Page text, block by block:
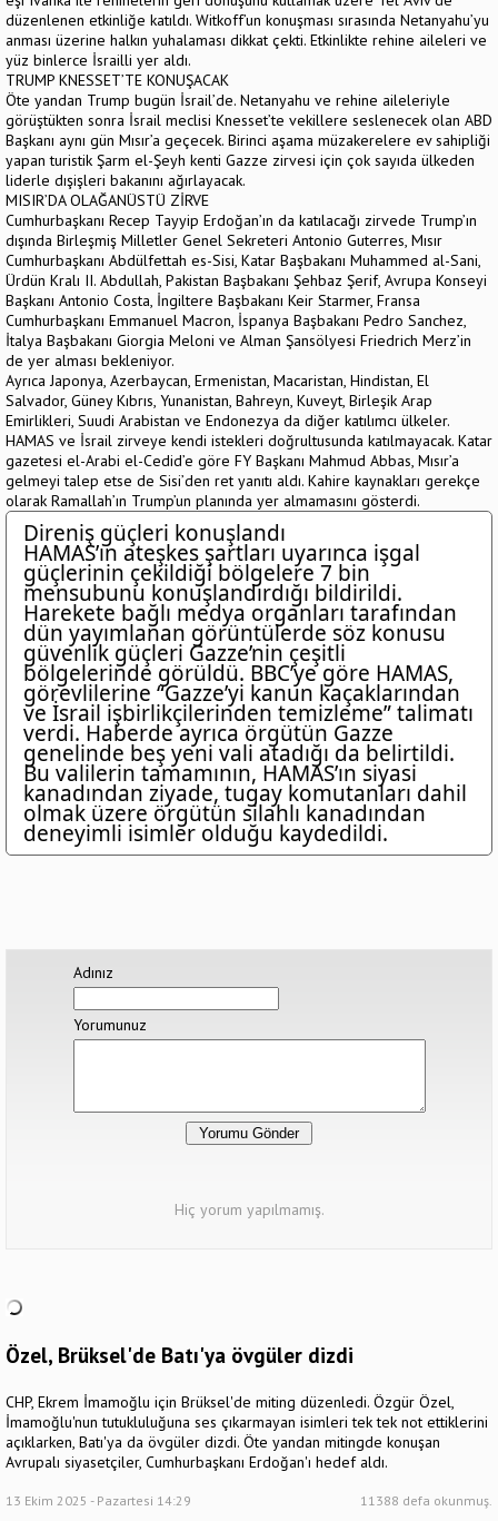
düzenlenen etkinliğe katıldı. Witkoff’un konuşması sırasında Netanyahu’yu
anması üzerine halkın yuhalaması dikkat çekti. Etkinlikte rehine aileleri ve
yüz binlerce İsrailli yer aldı.
TRUMP KNESSET’TE KONUŞACAK
Öte yandan Trump bugün İsrail’de. Netanyahu ve rehine aileleriyle
görüştükten sonra İsrail meclisi Knesset’te vekillere seslenecek olan ABD
Başkanı aynı gün Mısır’a geçecek. Birinci aşama müzakerelere ev sahipliği
yapan turistik Şarm el-Şeyh kenti Gazze zirvesi için çok sayıda ülkeden
liderle dışişleri bakanını ağırlayacak.
MISIR’DA OLAĞANÜSTÜ ZİRVE
Cumhurbaşkanı Recep Tayyip Erdoğan’ın da katılacağı zirvede Trump’ın
dışında Birleşmiş Milletler Genel Sekreteri Antonio Guterres, Mısır
Cumhurbaşkanı Abdülfettah es-Sisi, Katar Başbakanı Muhammed al-Sani,
Ürdün Kralı II. Abdullah, Pakistan Başbakanı Şehbaz Şerif, Avrupa Konseyi
Başkanı Antonio Costa, İngiltere Başbakanı Keir Starmer, Fransa
Cumhurbaşkanı Emmanuel Macron, İspanya Başbakanı Pedro Sanchez,
İtalya Başbakanı Giorgia Meloni ve Alman Şansölyesi Friedrich Merz’in
de yer alması bekleniyor.
Ayrıca Japonya, Azerbaycan, Ermenistan, Macaristan, Hindistan, El
Salvador, Güney Kıbrıs, Yunanistan, Bahreyn, Kuveyt, Birleşik Arap
Emirlikleri, Suudi Arabistan ve Endonezya da diğer katılımcı ülkeler.
HAMAS ve İsrail zirveye kendi istekleri doğrultusunda katılmayacak. Katar
gazetesi el-Arabi el-Cedid’e göre FY Başkanı Mahmud Abbas, Mısır’a
gelmeyi talep etse de Sisi’den ret yanıtı aldı. Kahire kaynakları gerekçe
olarak Ramallah’ın Trump’un planında yer almamasını gösterdi.
Direniş güçleri konuşlandı
HAMAS’ın ateşkes şartları uyarınca işgal
güçlerinin çekildiği bölgelere 7 bin
mensubunu konuşlandırdığı bildirildi.
Harekete bağlı medya organları tarafından
dün yayımlanan görüntülerde söz konusu
güvenlik güçleri Gazze’nin çeşitli
bölgelerinde görüldü. BBC’ye göre HAMAS,
görevlilerine “Gazze’yi kanun kaçaklarından
ve İsrail işbirlikçilerinden temizleme” talimatı
verdi. Haberde ayrıca örgütün Gazze
genelinde beş yeni vali atadığı da belirtildi.
Bu valilerin tamamının, HAMAS’ın siyasi
kanadından ziyade, tugay komutanları dahil
olmak üzere örgütün silahlı kanadından
deneyimli isimler olduğu kaydedildi.
Adınız
Yorumunuz
Hiç yorum yapılmamış.
Özel, Brüksel'de Batı'ya övgüler dizdi
CHP, Ekrem İmamoğlu için Brüksel'de miting düzenledi. Özgür Özel,
İmamoğlu'nun tutukluluğuna ses çıkarmayan isimleri tek tek not ettiklerini
açıklarken, Batı'ya da övgüler dizdi. Öte yandan mitingde konuşan
Avrupalı siyasetçiler, Cumhurbaşkanı Erdoğan'ı hedef aldı.
13 Ekim 2025 - Pazartesi 14:29 11388 defa okunmuş.